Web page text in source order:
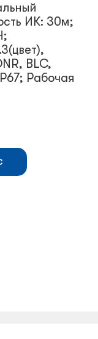
ИК: 30м;
BLC,
Рабочая